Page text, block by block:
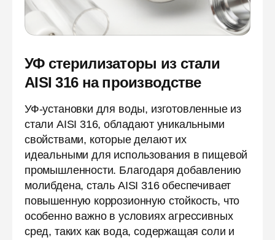
УФ стерилизаторы из стали
AISI 316 на производстве
УФ-установки для воды, изготовленные из
стали AISI 316, обладают уникальными
свойствами, которые делают их
идеальными для использования в пищевой
промышленности. Благодаря добавлению
молибдена, сталь AISI 316 обеспечивает
повышенную коррозионную стойкость, что
особенно важно в условиях агрессивных
сред, таких как вода, содержащая соли и